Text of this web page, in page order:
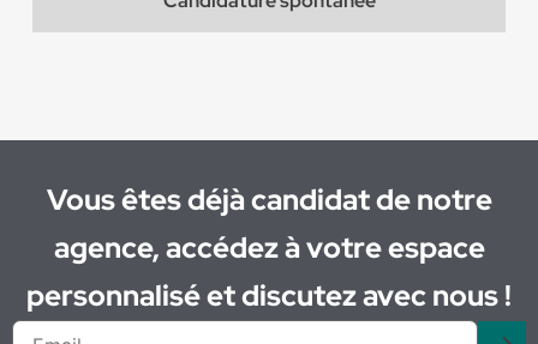
Vous êtes déjà candidat de notre
agence, accédez à votre espace
personnalisé et discutez avec nous !